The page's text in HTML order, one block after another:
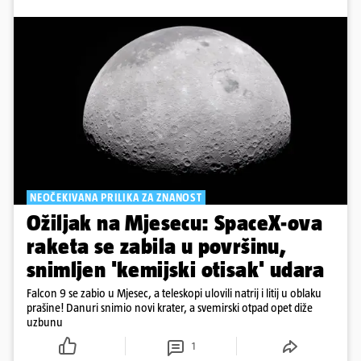
NEOČEKIVANA PRILIKA ZA ZNANOST
Ožiljak na Mjesecu: SpaceX-ova
raketa se zabila u površinu,
snimljen 'kemijski otisak' udara
Falcon 9 se zabio u Mjesec, a teleskopi ulovili natrij i litij u oblaku
prašine! Danuri snimio novi krater, a svemirski otpad opet diže
uzbunu
1